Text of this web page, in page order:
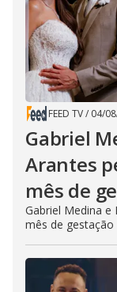
FEED TV/ 04/
Gabriel
Arantes
mês de
Gabriel Medina e
mês de gestação